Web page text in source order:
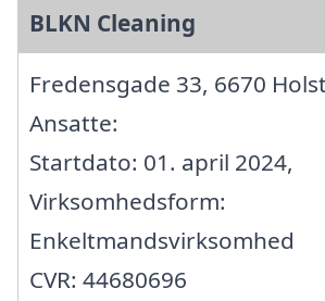
BLKN Cleaning
Fredensgade 33, 6670
Ansatte:
Startdato: 01. april 2024,
Virksomhedsform:
Enkeltmandsvirksomhed
CVR: 44680696